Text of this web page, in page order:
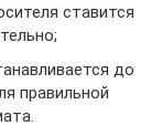
ставится
до
правильной